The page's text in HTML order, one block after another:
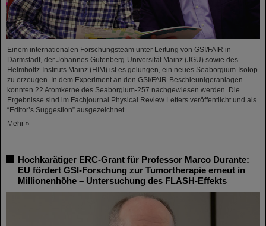
Einem internationalen Forschungsteam unter Leitung von GSI/FAIR in
Darmstadt, der Johannes Gutenberg-Universität Mainz (JGU) sowie des
Helmholtz-Instituts Mainz (HIM) ist es gelungen, ein neues Seaborgium-Isotop
zu erzeugen. In dem Experiment an den GSI/FAIR-Beschleunigeranlagen
konnten 22 Atomkerne des Seaborgium-257 nachgewiesen werden. Die
Ergebnisse sind im Fachjournal Physical Review Letters veröffentlicht und als
“Editor’s Suggestion” ausgezeichnet.
Mehr »
Hochkarätiger ERC-Grant für Professor Marco Durante:
EU fördert GSI-Forschung zur Tumortherapie erneut in
Millionenhöhe – Untersuchung des FLASH-Effekts